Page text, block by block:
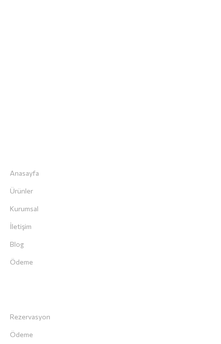
Anasayfa
Ürünler
Kurumsal
İletişim
Blog
Ödeme
Rezervasyon
Ödeme